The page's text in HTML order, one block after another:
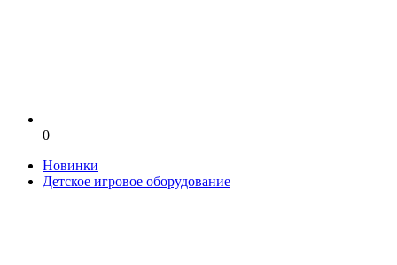
0
Новинки
Детское игровое оборудование